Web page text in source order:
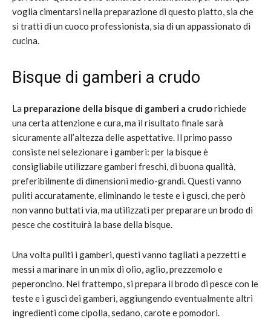
voglia cimentarsi nella preparazione di questo piatto, sia che
si tratti di un cuoco professionista, sia di un appassionato di
cucina.
Bisque di gamberi a crudo
La preparazione della bisque di gamberi a crudorichiede
una certa attenzione e cura, ma il risultato finale sarà
sicuramente all’altezza delle aspettative. Il primo passo
consiste nel selezionare i gamberi: per la bisque è
consigliabile utilizzare gamberi freschi, di buona qualità,
preferibilmente di dimensioni medio-grandi. Questi vanno
puliti accuratamente, eliminando le teste e i gusci, che però
non vanno buttati via, ma utilizzati per preparare un brodo di
pesce che costituirà la base della bisque.
Una volta puliti i gamberi, questi vanno tagliati a pezzetti e
messi a marinare in un mix di olio, aglio, prezzemolo e
peperoncino. Nel frattempo, si prepara il brodo di pesce con le
teste e i gusci dei gamberi, aggiungendo eventualmente altri
ingredienti come cipolla, sedano, carote e pomodori.